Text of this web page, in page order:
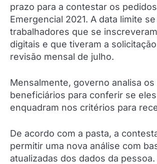
prazo para a contestar os
Emergencial 2021. A data limite
trabalhadores que se
digitais e que tiveram a
revisão mensal de julho.
Mensalmente, governo analisa os
beneficiários para conferir se
enquadram nos critérios para
De acordo com a pasta, a
permitir uma nova análise com
atualizadas dos dados da pessoa.